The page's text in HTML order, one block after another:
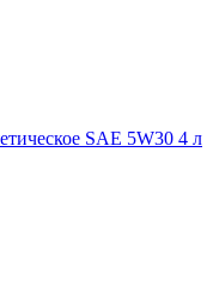
SAE 5W30 4 л